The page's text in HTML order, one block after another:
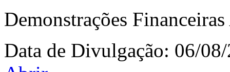
Demonstrações
Data de Divulgação: 06/